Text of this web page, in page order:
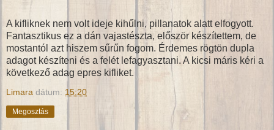
A kifliknek nem volt ideje kihűlni, pillanatok alatt elfogyott.
Fantasztikus ez a dán vajastészta, először készítettem, de
mostantól azt hiszem sűrűn fogom. Érdemes rögtön dupla
adagot készíteni és a felét lefagyasztani. A kicsi máris kéri a
következő adag epres kifliket.
Limara dátum: 15:20
Megosztás